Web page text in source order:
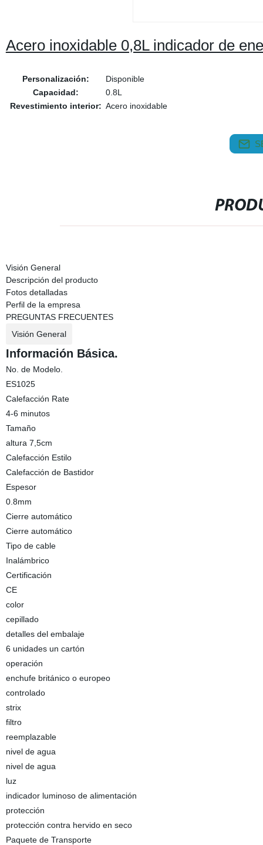
Acero inoxidable 0,8L indicador de
Personalización:
Disponible
Capacidad:
0.8L
Revestimiento interior: Acero inoxidable
Visión General
Descripción del producto
Fotos detalladas
Perfil de la empresa
PREGUNTAS FRECUENTES
Visión General
Información Básica.
No. de Modelo.
ES1025
Calefacción Rate
4-6 minutos
Tamaño
altura 7,5cm
Calefacción Estilo
Calefacción de Bastidor
Espesor
0.8mm
Cierre automático
Cierre automático
Tipo de cable
Inalámbrico
Certificación
CE
color
cepillado
detalles del embalaje
6 unidades un cartón
operación
enchufe británico o europeo
controlado
strix
filtro
reemplazable
nivel de agua
nivel de agua
luz
indicador luminoso de alimentación
protección
protección contra hervido en seco
Paquete de Transporte